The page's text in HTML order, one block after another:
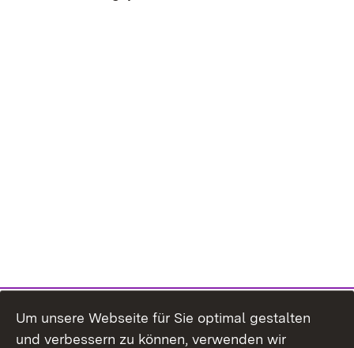
Um unsere Webseite für Sie optimal gestalten
und verbessern zu können, verwenden wir